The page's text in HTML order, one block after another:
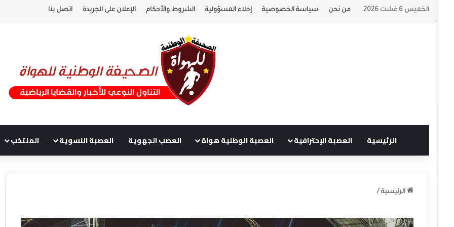
الخميس 6 غشت 2026 من نحن سياسة الخصوصية إخلاء المسؤولية الشروط والأحكام الإعلان على الجريدة اتصل بنا
الرئيسية العصبة الإحترافية العصبة الوطنية هواة العصب الجهوية العصبة النسوية المنتخب
الرئيسية /